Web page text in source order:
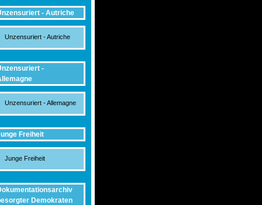
- Autriche
Unzensuriert - Autriche
-
Unzensuriert - Allemagne
Freiheit
Junge Freiheit
Demokraten